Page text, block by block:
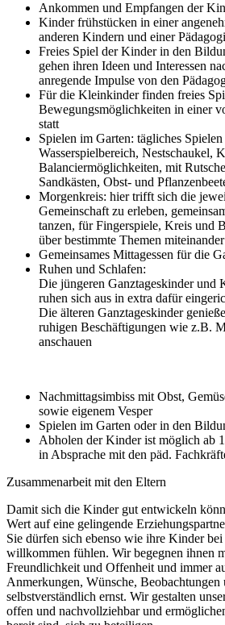
Ankommen und Empfangen der
Kinder frühstücken in einer
anderen Kindern und einer
Freies Spiel der Kinder in den
gehen ihren Ideen und Interessen
anregende Impulse von den
Für die Kleinkinder finden freies
Bewegungsmöglichkeiten in einer
statt
Spielen im Garten: tägliches
Wasserspielbereich, Nestschaukel,
Balanciermöglichkeiten, mit
Sandkästen, Obst- und
Morgenkreis: hier trifft sich die
Gemeinschaft zu erleben,
tanzen, für Fingerspiele, Kreis und
über bestimmte Themen
Gemeinsames Mittagessen für die
Ruhen und Schlafen:
Die jüngeren Ganztageskinder und
ruhen sich aus in extra dafür
Die älteren Ganztageskinder
ruhigen Beschäftigungen wie z.B.
anschauen
Nachmittagsimbiss mit Obst,
sowie eigenem Vesper
Spielen im Garten oder in den
Abholen der Kinder ist möglich ab
in Absprache mit den päd.
Zusammenarbeit mit den Eltern
Damit sich die Kinder gut entwickeln
Wert auf eine gelingende
Sie dürfen sich ebenso wie ihre Kinder
willkommen fühlen. Wir begegnen ihnen
Freundlichkeit und Offenheit und immer
Anmerkungen, Wünsche,
selbstverständlich ernst. Wir gestalten
offen und nachvollziehbar und